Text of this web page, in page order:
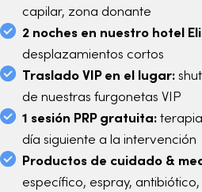
capilar, zona donante
2 noches en nuestro hotel
desplazamientos cortos
Traslado VIP en el lugar:
de nuestras furgonetas VIP
1 sesión PRP gratuita:
día siguiente a la intervención
Productos de cuidado &
específico, espray,